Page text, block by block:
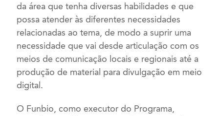
da área que tenha diversas habilidades e que
possa atender às diferentes necessidades
relacionadas ao tema, de modo a suprir uma
necessidade que vai desde articulação com os
meios de comunicação locais e regionais até a
produção de material para divulgação em meio
digital.
O Funbio, como executor do Programa,